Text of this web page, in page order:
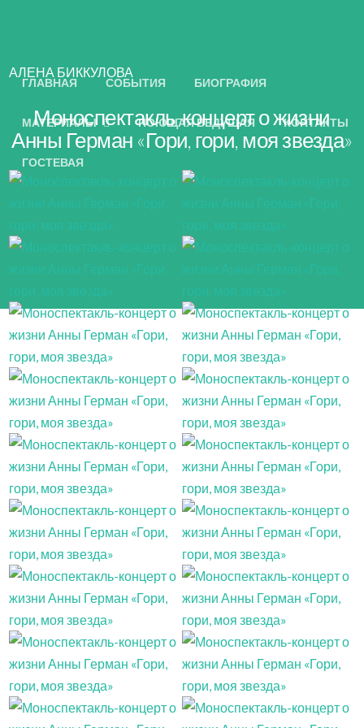
АЛЕНА БИККУЛОВА
ГЛАВНАЯ СОБЫТИЯ БИОГРАФИЯ
МАТЕРИАЛЫ ПОЮЩАЯ ВЕДУЩАЯ КОНТАКТЫ
ГОСТЕВАЯ
Моноспектакль-концерт о жизни
Анны Герман «Гори, гори, моя звезда»